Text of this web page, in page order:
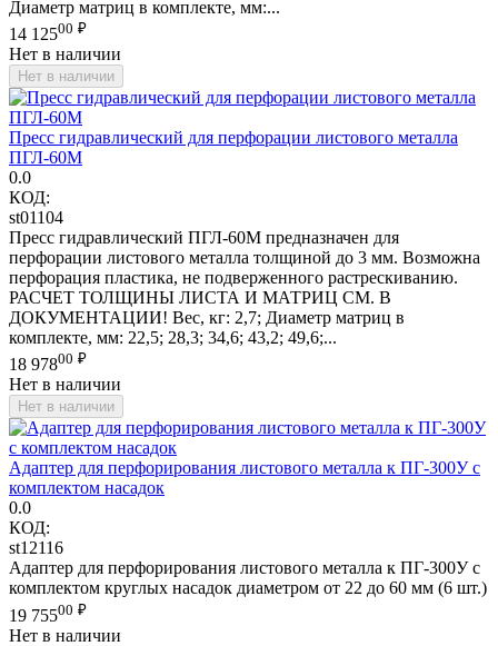
Диаметр матриц в комплекте, мм:...
14 12500 ₽
Нет в наличии
Нет в наличии
Пресс гидравлический для перфорации листового металла
ПГЛ-60М
0.0
КОД:
st01104
Пресс гидравлический ПГЛ-60М предназначен для
перфорации листового металла толщиной до 3 мм. Возможна
перфорация пластика, не подверженного растрескиванию.
РАСЧЕТ ТОЛЩИНЫ ЛИСТА И МАТРИЦ СМ. В
ДОКУМЕНТАЦИИ! Вес, кг: 2,7; Диаметр матриц в
комплекте, мм: 22,5; 28,3; 34,6; 43,2; 49,6;...
18 97800 ₽
Нет в наличии
Нет в наличии
Адаптер для перфорирования листового металла к ПГ-300У с
комплектом насадок
0.0
КОД:
st12116
Адаптер для перфорирования листового металла к ПГ-300У с
комплектом круглых насадок диаметром от 22 до 60 мм (6 шт.)
19 75500 ₽
Нет в наличии